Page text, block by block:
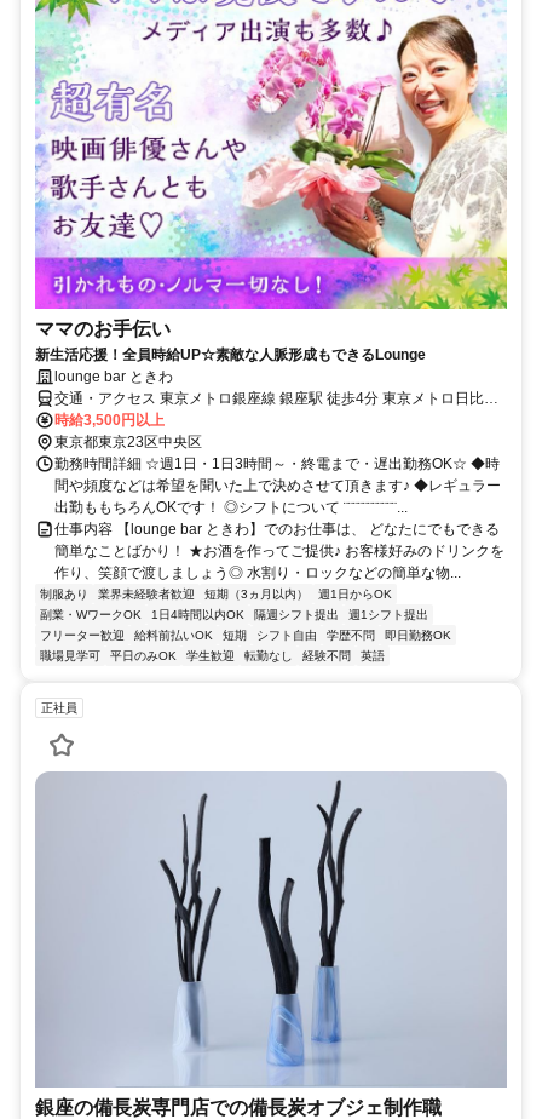
ママのお手伝い
新生活応援！全員時給UP☆素敵な人脈形成もできるLounge
lounge bar ときわ
交通・アクセス 東京メトロ銀座線 銀座駅 徒歩4分 東京メトロ日比谷
線 銀座駅 徒歩4分 東京メトロ丸ノ内線 銀座駅 徒歩4分
時給3,500円以上
東京都東京23区中央区
勤務時間詳細 ☆週1日・1日3時間～・終電まで・遅出勤務OK☆ ◆時
間や頻度などは希望を聞いた上で決めさせて頂きます♪ ◆レギュラー
出勤ももちろんOKです！ ◎シフトについて ¨¨¨¨¨¨¨¨¨¨¨...
仕事内容 【lounge bar ときわ】でのお仕事は、 どなたにでもできる
簡単なことばかり！ ★お酒を作ってご提供♪ お客様好みのドリンクを
作り、笑顔で渡しましょう◎ 水割り・ロックなどの簡単な物...
制服あり 業界未経験者歓迎 短期（3ヵ月以内）
週1日からOK
副業・WワークOK
1日4時間以内OK 隔週シフト提出
週1シフト提出
フリーター歓迎
給料前払いOK 短期 シフト自由 学歴不問
即日勤務OK
職場見学可
平日のみOK 学生歓迎 転勤なし 経験不問 英語
正社員
銀座の備長炭専門店での備長炭オブジェ制作職